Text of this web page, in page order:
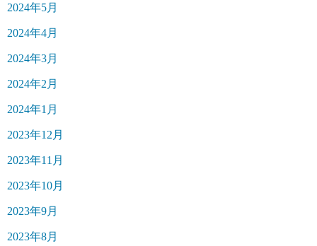
2024年5月
2024年4月
2024年3月
2024年2月
2024年1月
2023年12月
2023年11月
2023年10月
2023年9月
2023年8月